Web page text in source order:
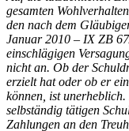
gesamten
den nach dem
Januar 2010 – IX ZB
einschlägigen
nicht an. Ob der
erzielt hat oder ob er
können, ist
selbständig tätigen
Zahlungen an den